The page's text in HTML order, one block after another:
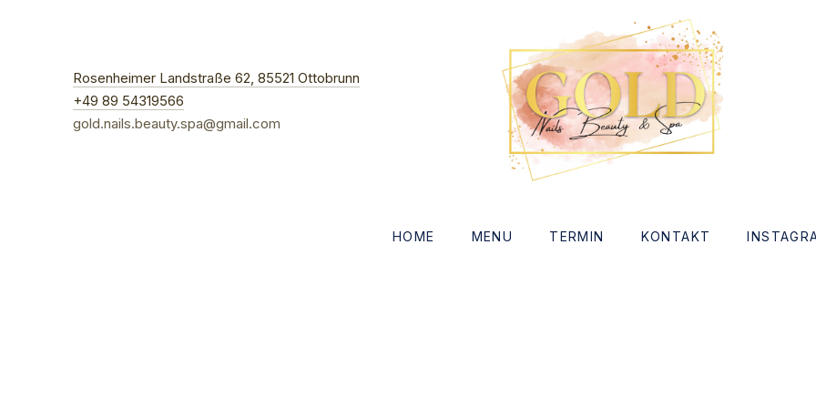
Rosenheimer Landstraße 62, 85521 Ottobrunn
+49 89 54319566
gold.nails.beauty.spa@gmail.com
HOME MENU TERMIN KONTAKT